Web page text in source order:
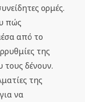
ορμές.
πώς
από το
της
τους δένουν.
της
να